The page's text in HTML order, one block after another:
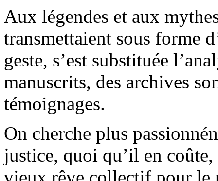
Aux légendes et aux
transmettaient sous forme
geste, s’est substituée
manuscrits, des archives
témoignages.
On cherche plus
justice, quoi qu’il en
vieux rêve collectif pour le